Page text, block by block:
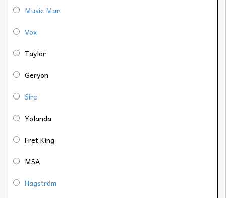
Music Man
Vox
Taylor
Geryon
Sire
Yolanda
Fret King
MSA
Hagström